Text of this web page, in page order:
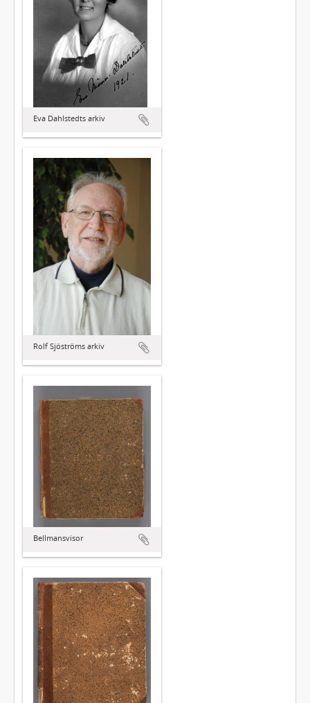
Eva Dahlstedts arkiv
Rolf Sjöströms arkiv
Bellmansvisor